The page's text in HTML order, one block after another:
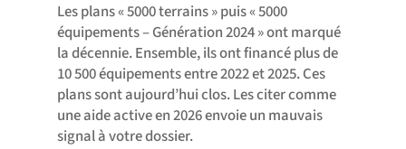
Les plans « 5000 terrains » puis « 5000
équipements – Génération 2024 » ont marqué
la décennie. Ensemble, ils ont financé plus de
10 500 équipements entre 2022 et 2025. Ces
plans sont aujourd’hui clos. Les citer comme
une aide active en 2026 envoie un mauvais
signal à votre dossier.